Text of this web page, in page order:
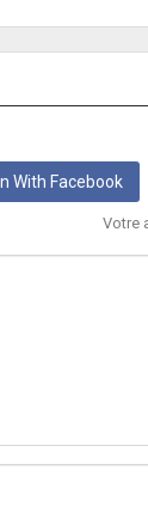
With Facebook
Votre